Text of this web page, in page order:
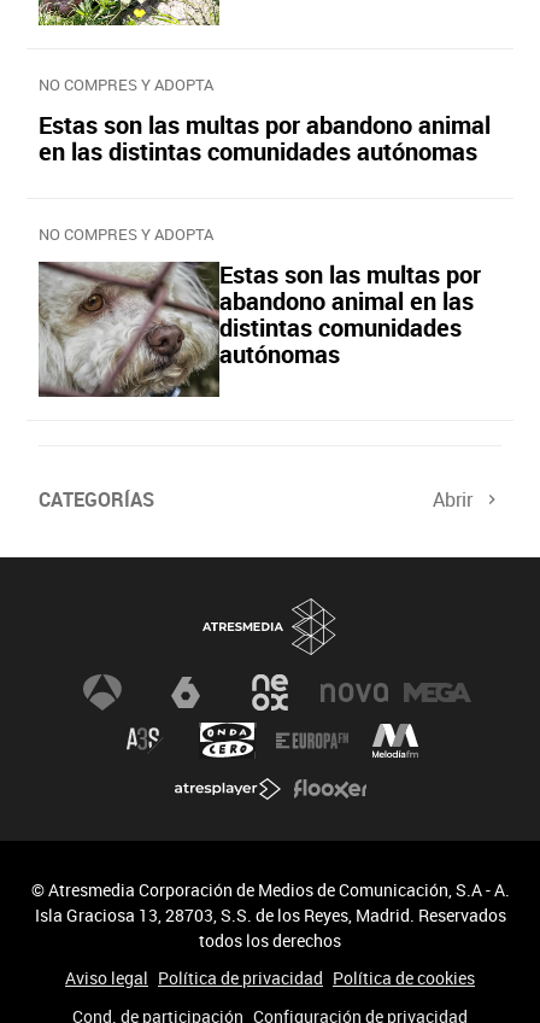
NO COMPRES Y ADOPTA
Estas son las multas por abandono animal
en las distintas comunidades autónomas
NO COMPRES Y ADOPTA
Estas son las multas por
abandono animal en las
distintas comunidades
autónomas
CATEGORÍAS Abrir
© Atresmedia Corporación de Medios de Comunicación, S.A - A.
Isla Graciosa 13, 28703, S.S. de los Reyes, Madrid. Reservados
todos los derechos
Aviso legal Política de privacidad Política de cookies
Cond. de participación Configuración de privacidad